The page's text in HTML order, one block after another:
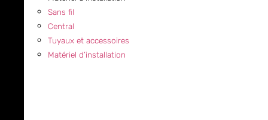
Sans fil
Central
Tuyaux et accessoires
Matériel d’installation